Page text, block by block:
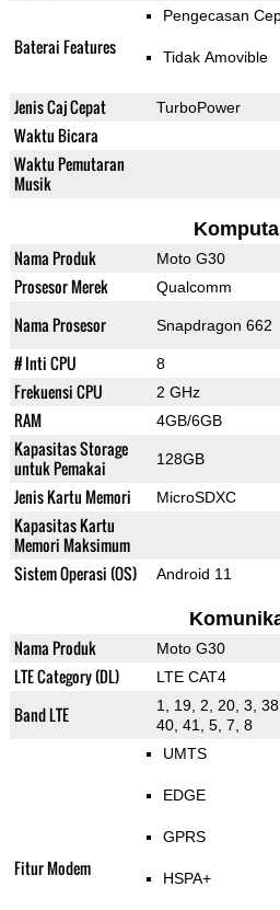
Baterai Features
Pengecasan
Tidak Amovible
Jenis Caj Cepat TurboPower
Waktu Bicara
Waktu Pemutaran
Musik
Nama Produk Moto G30
Prosesor Merek Qualcomm
Nama Prosesor Snapdragon 662
# Inti CPU 8
Frekuensi CPU 2 GHz
RAM 4GB/6GB
Kapasitas Storage
untuk Pemakai
128GB
Jenis Kartu Memori MicroSDXC
Kapasitas Kartu
Memori Maksimum
Sistem Operasi (OS) Android 11
Nama Produk Moto G30
LTE Category (DL) LTE CAT4
Band LTE
1, 19, 2, 20, 3,
40, 41, 5, 7, 8
Fitur Modem
UMTS
EDGE
GPRS
HSPA+